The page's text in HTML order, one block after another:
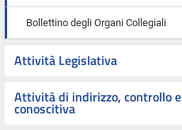
Bollettino degli Organi Collegiali
Attività Legislativa
Attività di indirizzo, controllo e
conoscitiva